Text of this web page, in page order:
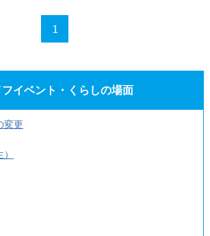
1
フイベント・くらしの場面
変更